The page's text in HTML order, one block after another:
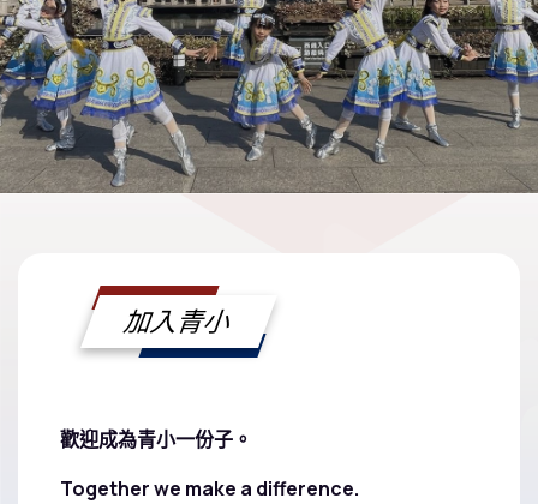
加入青小
歡迎成為青小一份子。
Together we make a difference.